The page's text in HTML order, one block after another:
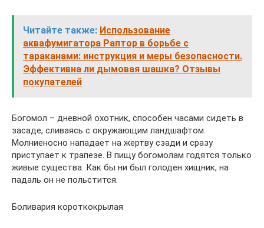
Читайте также: Использование
аквафумигатора Раптор в борьбе с
тараканами: инструкция и меры безопасности.
Эффективна ли дымовая шашка? Отзывы
покупателей
Богомол – дневной охотник, способен часами сидеть в
засаде, сливаясь с окружающим ландшафтом.
Молниеносно нападает на жертву сзади и сразу
приступает к трапезе. В пищу богомолам годятся только
живые существа. Как бы ни был голоден хищник, на
падаль он не польстится.
Боливария короткокрылая